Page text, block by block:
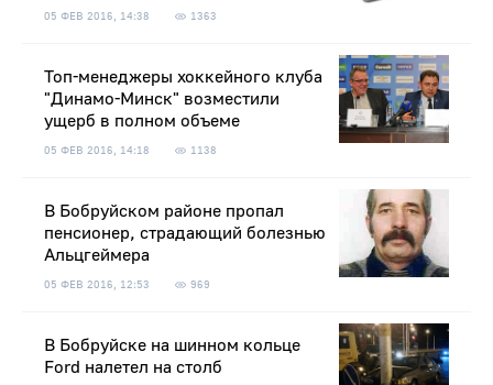
05 ФЕВ 2016, 14:38 1363
Топ-менеджеры хоккейного клуба
"Динамо-Минск" возместили
ущерб в полном объеме
05 ФЕВ 2016, 14:18 1138
В Бобруйском районе пропал
пенсионер, страдающий болезнью
Альцгеймера
05 ФЕВ 2016, 12:53 969
В Бобруйске на шинном кольце
Ford налетел на столб